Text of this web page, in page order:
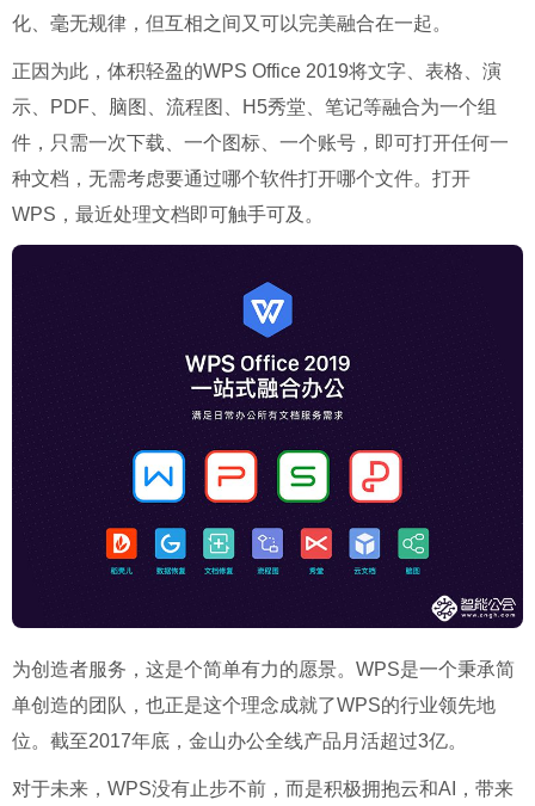
化、毫无规律，但互相之间又可以完美融合在一起。
正因为此，体积轻盈的WPS Office 2019将文字、表格、演
示、PDF、脑图、流程图、H5秀堂、笔记等融合为一个组
件，只需一次下载、一个图标、一个账号，即可打开任何一
种文档，无需考虑要通过哪个软件打开哪个文件。打开
WPS，最近处理文档即可触手可及。
为创造者服务，这是个简单有力的愿景。WPS是一个秉承简
单创造的团队，也正是这个理念成就了WPS的行业领先地
位。截至2017年底，金山办公全线产品月活超过3亿。
对于未来，WPS没有止步不前，而是积极拥抱云和AI，带来